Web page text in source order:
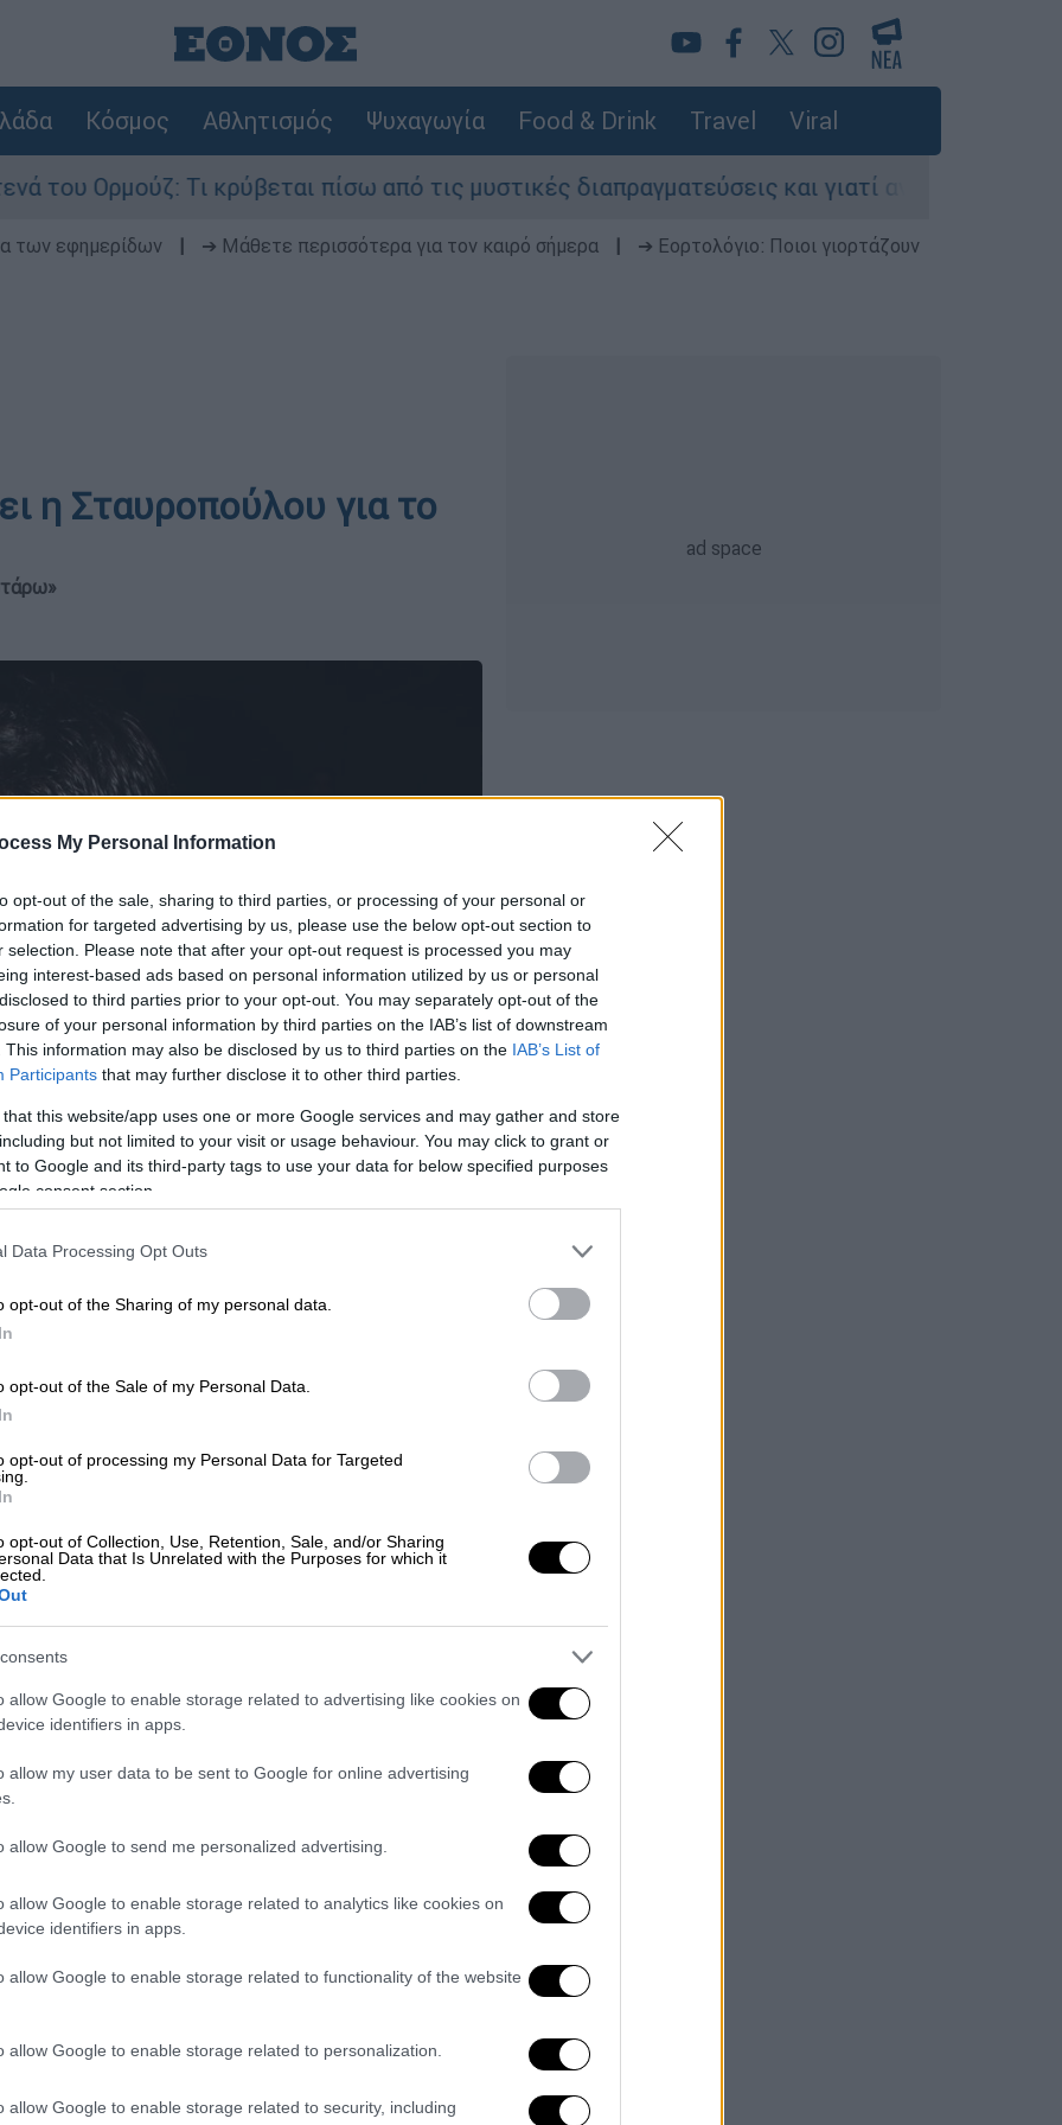
My Personal Information
opt-out of the sale, sharing to third parties, or processing of your personal or
for targeted advertising by us, please use the below opt-out section to
selection. Please note that after your opt-out request is processed you may
interest-based ads based on personal information utilized by us or personal
to third parties prior to your opt-out. You may separately opt-out of the
of your personal information by third parties on the IAB’s list of downstream
This information may also be disclosed by us to third parties on the IAB’s List of
Participants that may further disclose it to other third parties.
that this website/app uses one or more Google services and may gather and store
but not limited to your visit or usage behaviour. You may click to grant or
to Google and its third-party tags to use your data for below specified purposes
consent section.
Data Processing Opt Outs
opt-out of the Sharing of my personal data.
opt-out of the Sale of my Personal Data.
opt-out of processing my Personal Data for Targeted
opt-out of Collection, Use, Retention, Sale, and/or Sharing
Data that Is Unrelated with the Purposes for which it
allow Google to enable storage related to advertising like cookies on
identifiers in apps.
allow my user data to be sent to Google for online advertising
allow Google to send me personalized advertising.
allow Google to enable storage related to analytics like cookies on
identifiers in apps.
allow Google to enable storage related to functionality of the website
allow Google to enable storage related to personalization.
allow Google to enable storage related to security, including
Κόσμος Αθλητισμός Ψυχαγωγία Food & Drink Travel Viral
Ορμούζ: Τι κρύβεται πίσω από τις μυστικές διαπραγματεύσεις και γιατί αντιδρούν οι ΗΠΑ
των εφημερίδων ➔ Μάθετε περισσότερα για τον καιρό σήμερα
➔ Εορτολόγιο: Ποιοι γιορτάζουν
η Σταυροπούλου για το
το ΕΘΝΟΣ στη Google
της Ναταλίας Γερμανού το μεσημέρι
την εποχή που πρωταγωνιστούσε στο
στο Είσαι το ταίρι μου!», είπε η
μια πολύ συγκεκριμένη απορία: «Όταν
προκάλεσε πολλά γέλια στην
Πάντα όταν φιλάω τον Αλέξη Γεωργούλη
η ηθοποιός αποκάλυψε ότι όταν
ηθοποιό γινόταν χαμός από νεαρές